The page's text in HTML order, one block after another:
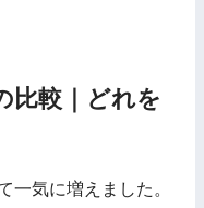
比較｜どれを
一気に増えました。